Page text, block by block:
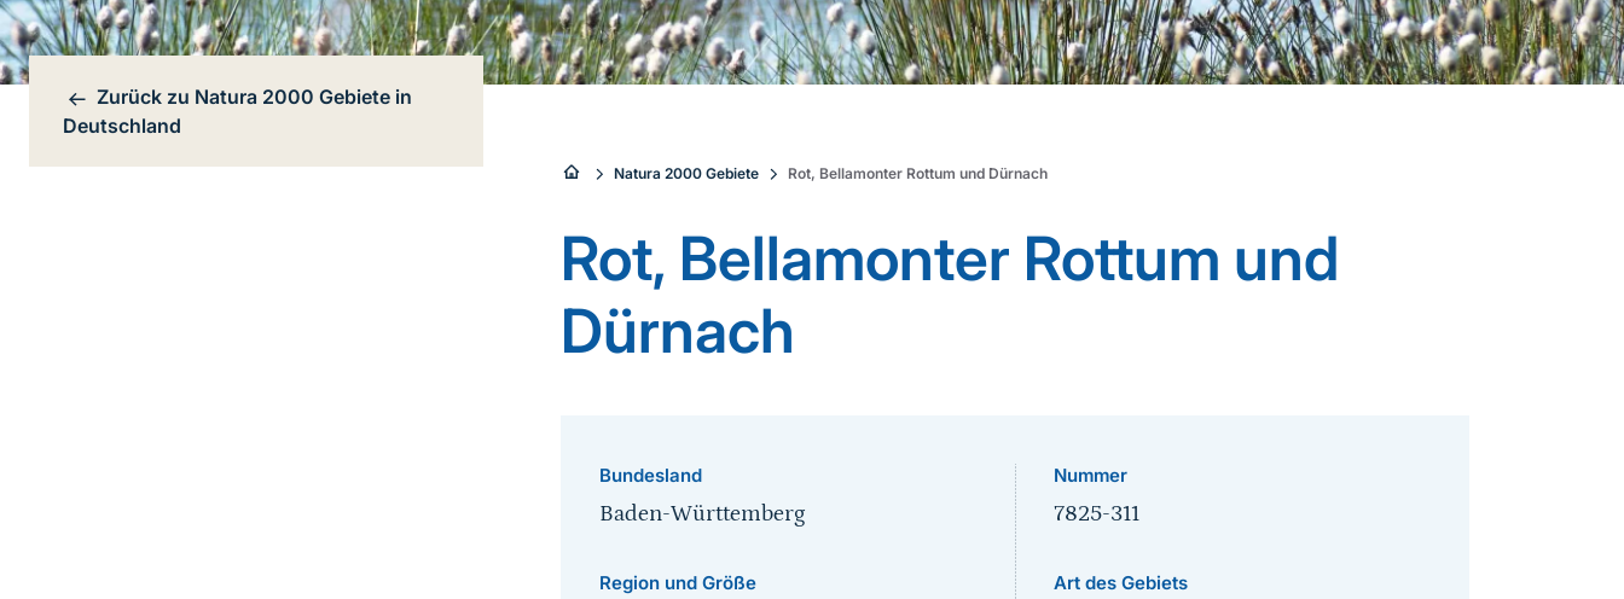
Bereichsnavigation
Zurück zu Natura 2000 Gebiete in
Deutschland
Sie
sind
hier:
Natura 2000 Gebiete Rot, Bellamonter Rottum und Dürnach
Rot, Bellamonter Rottum und
Dürnach
Bundesland
Baden-Württemberg
Region und Größe
Nummer
7825-311
Art des Gebiets